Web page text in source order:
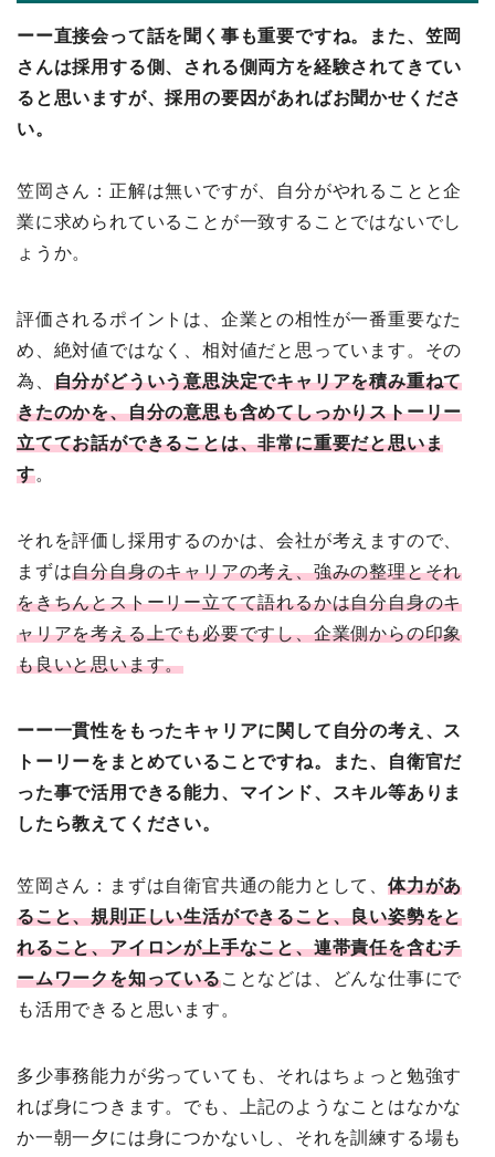
ーー直接会って話を聞く事も重要ですね。また、笠岡
さんは採用する側、される側両方を経験されてきてい
ると思いますが、採用の要因があればお聞かせくださ
い。
笠岡さん：正解は無いですが、自分がやれることと企
業に求められていることが一致することではないでし
ょうか。
評価されるポイントは、企業との相性が一番重要なた
め、絶対値ではなく、相対値だと思っています。その
為、 自分がどういう意思決定でキャリアを積み重ねて
きたのかを、自分の意思も含めてしっかりストーリー
立ててお話ができることは、非常に重要だと思いま
す。
それを評価し採用するのかは、会社が考えますので、
まずは自分自身のキャリアの考え、強みの整理とそれ
をきちんとストーリー立てて語れるかは自分自身のキ
ャリアを考える上でも必要ですし、企業側からの印象
も良いと思います。
ーー一貫性をもったキャリアに関して自分の考え、ス
トーリーをまとめていることですね。また、自衛官だ
った事で活用できる能力、マインド、スキル等ありま
したら教えてください。
笠岡さん：まずは自衛官共通の能力として、 体力があ
ること、規則正しい生活ができること、良い姿勢をと
れること、アイロンが上手なこと、連帯責任を含むチ
ームワークを知っていることなどは、どんな仕事にで
も活用できると思います。
多少事務能力が劣っていても、それはちょっと勉強す
れば身につきます。でも、上記のようなことはなかな
か一朝一夕には身につかないし、それを訓練する場も